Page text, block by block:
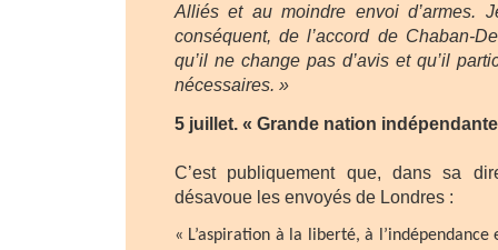
Alliés et au moindre envoi d’armes.
conséquent, de l’accord de Chaban-
qu’il ne change pas d’avis et qu’il
nécessaires. »
5 juillet. « Grande nation
C’est publiquement que, dans sa
désavoue les envoyés de Londres :
« L’aspiration à la liberté, à l’indépendance